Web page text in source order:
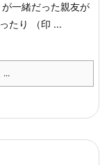
一緒だった親友が
たり （印 ...
...